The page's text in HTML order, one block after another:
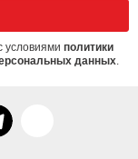
условиями политики
данных.